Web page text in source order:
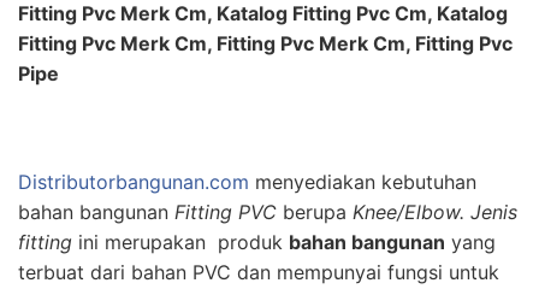
Fitting Pvc Merk Cm, Katalog Fitting Pvc Cm, Katalog
Fitting Pvc Merk Cm, Fitting Pvc Merk Cm, Fitting Pvc
Pipe
Distributorbangunan.com menyediakan kebutuhan
bahan bangunan Fitting PVC berupa Knee/Elbow. Jenis
fitting ini merupakan produk bahan bangunan yang
terbuat dari bahan PVC dan mempunyai fungsi untuk